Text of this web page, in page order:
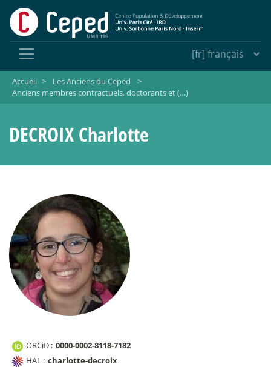
Accueil > Les Anciens du Ceped
>
Anciens membres contractuels, doctorants et (…)
DECROIX Charlotte
ORCiD : 0000-0002-8118-7182
HAL : charlotte-decroix